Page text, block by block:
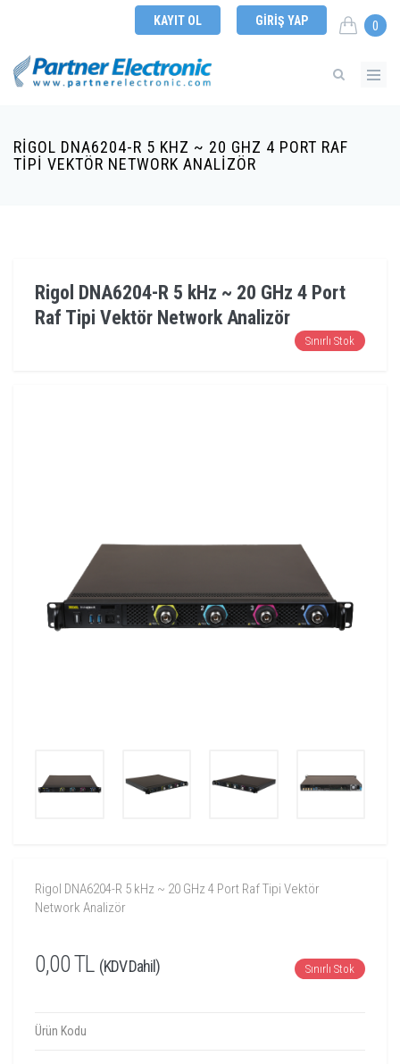
KAYIT OL GIRIŞ YAP 0
RIGOL DNA6204-R 5 KHZ ~ 20 GHZ 4 PORT RAF
TIPI VEKTÖR NETWORK ANALIZÖR
Rigol DNA6204-R 5 kHz ~ 20 GHz 4 Port
Raf Tipi Vektör Network Analizör
Sınırlı Stok
Rigol DNA6204-R 5 kHz ~ 20 GHz 4 Port Raf Tipi Vektör
Network Analizör
0,00 TL (KDV Dahil) Sınırlı Stok
Ürün Kodu